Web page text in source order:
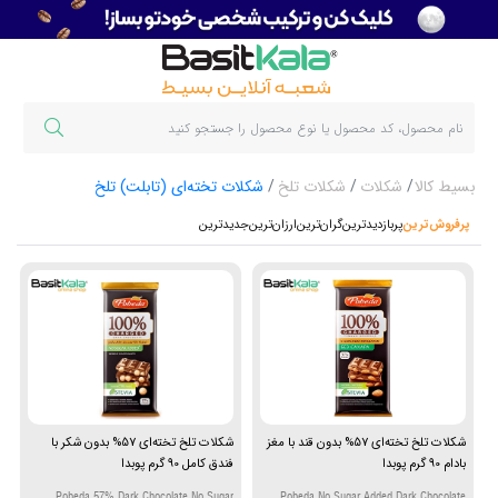
بسیط کالا شکلات شکلات تلخ شکلات تخته‌ای (تابلت) تلخ
پرفروش‌ترین‌پربازدیدترینگران‌ترینارزان‌ترینجدیدترین
شکلات تلخ تخته‌ای 57% بدون قند با مغز
بادام 90 گرم پوبدا
شکلات تلخ تخته‌ای 57% بدون شکر با
فندق کامل 90 گرم پوبدا